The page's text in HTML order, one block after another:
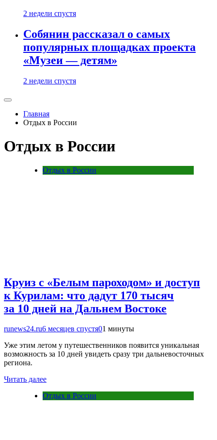
2 недели спустя
Собянин рассказал о самых
популярных площадках проекта
«Музеи — детям»
2 недели спустя
Главная
Отдых в России
Отдых в России
Отдых в России
Круиз с «Белым пароходом» и доступ
к Курилам: что дадут 170 тысяч
за 10 дней на Дальнем Востоке
runews24.ru6 месяцев спустя01 минуты
Уже этим летом у путешественников появится уникальная
возможность за 10 дней увидеть сразу три дальневосточных
региона.
Читать далее
Отдых в России